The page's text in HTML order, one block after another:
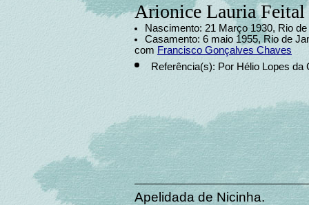
Arionice Lauria Feital
Nascimento: 21 Março 1930, Rio
Casamento: 6 maio 1955, Rio de
com Francisco Gonçalves Chaves
Referência(s): Por Hélio Lopes da
Apelidada de Nicinha.